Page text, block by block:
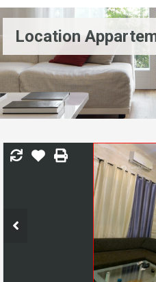
Location